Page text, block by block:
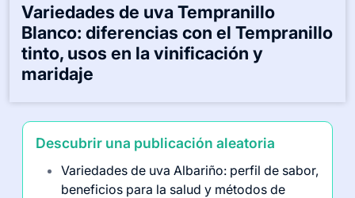
Variedades de uva Tempranillo
Blanco: diferencias con el Tempranillo
tinto, usos en la vinificación y
maridaje
Descubrir una publicación aleatoria
Variedades de uva Albariño: perfil de sabor,
beneficios para la salud y métodos de